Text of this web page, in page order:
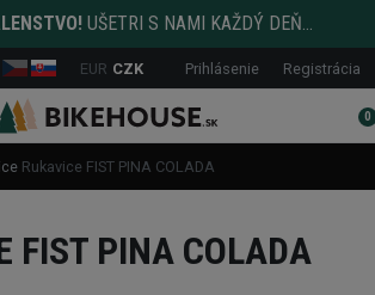
UŠETRI S NAMI KAŽDÝ DEŇ...
EUR CZK Prihlásenie Registrácia
0
Rukavice FIST PINA COLADA
FIST PINA COLADA